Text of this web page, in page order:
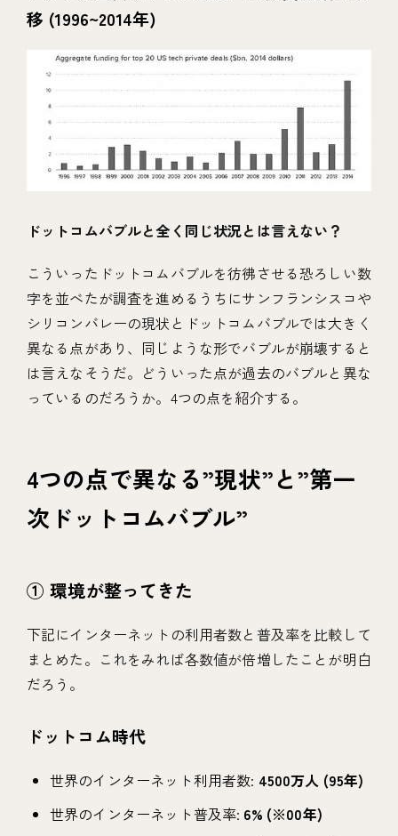
移 (1996~2014年)
ドットコムバブルと全く同じ状況とは言えない？
こういったドットコムバブルを彷彿させる恐ろしい数
字を並べたが調査を進めるうちにサンフランシスコや
シリコンバレーの現状とドットコムバブルでは大きく
異なる点があり、同じような形でバブルが崩壊すると
は言えなそうだ。どういった点が過去のバブルと異な
っているのだろうか。4つの点を紹介する。
4つの点で異なる”現状”と”第一
次ドットコムバブル”
① 環境が整ってきた
下記にインターネットの利用者数と普及率を比較して
まとめた。これをみれば各数値が倍増したことが明白
だろう。
ドットコム時代
世界のインターネット利用者数: 4500万人 (95年)
世界のインターネット普及率: 6% (※00年)